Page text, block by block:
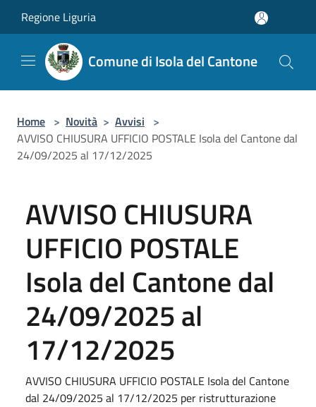
Regione Liguria
Comune di Isola del Cantone
Home > Novità > Avvisi >
AVVISO CHIUSURA UFFICIO POSTALE Isola del Cantone dal
24/09/2025 al 17/12/2025
AVVISO CHIUSURA
UFFICIO POSTALE
Isola del Cantone dal
24/09/2025 al
17/12/2025
AVVISO CHIUSURA UFFICIO POSTALE Isola del Cantone
dal 24/09/2025 al 17/12/2025 per ristrutturazione